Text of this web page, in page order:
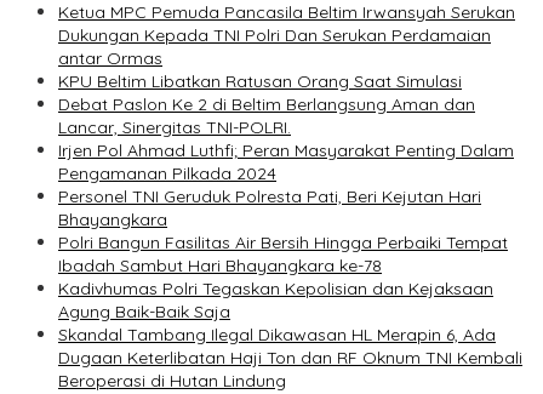
Ketua MPC Pemuda Pancasila Beltim Irwansyah Serukan
Dukungan Kepada TNI Polri Dan Serukan Perdamaian
antar Ormas
KPU Beltim Libatkan Ratusan Orang Saat Simulasi
Debat Paslon Ke 2 di Beltim Berlangsung Aman dan
Lancar, Sinergitas TNI-POLRI.
Irjen Pol Ahmad Luthfi; Peran Masyarakat Penting Dalam
Pengamanan Pilkada 2024
Personel TNI Geruduk Polresta Pati, Beri Kejutan Hari
Bhayangkara
Polri Bangun Fasilitas Air Bersih Hingga Perbaiki Tempat
Ibadah Sambut Hari Bhayangkara ke-78
Kadivhumas Polri Tegaskan Kepolisian dan Kejaksaan
Agung Baik-Baik Saja
Skandal Tambang Ilegal Dikawasan HL Merapin 6, Ada
Dugaan Keterlibatan Haji Ton dan RF Oknum TNI Kembali
Beroperasi di Hutan Lindung